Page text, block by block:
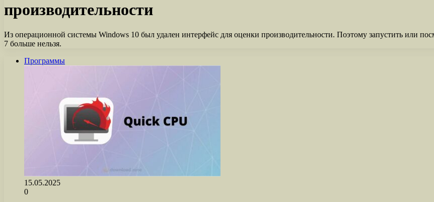
производительности
Из операционной системы Windows 10 был удален интерфейс для оценки производительности. Поэтому запустить или
7 больше нельзя.
Программы
15.05.2025
0